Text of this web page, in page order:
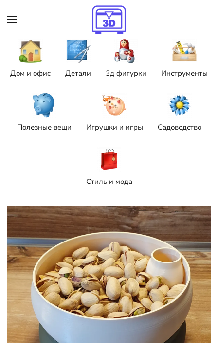
Skip to main content
Дом и офис Детали 3д фигурки Инструменты
Полезные вещи Игрушки и игры Садоводство
Стиль и мода